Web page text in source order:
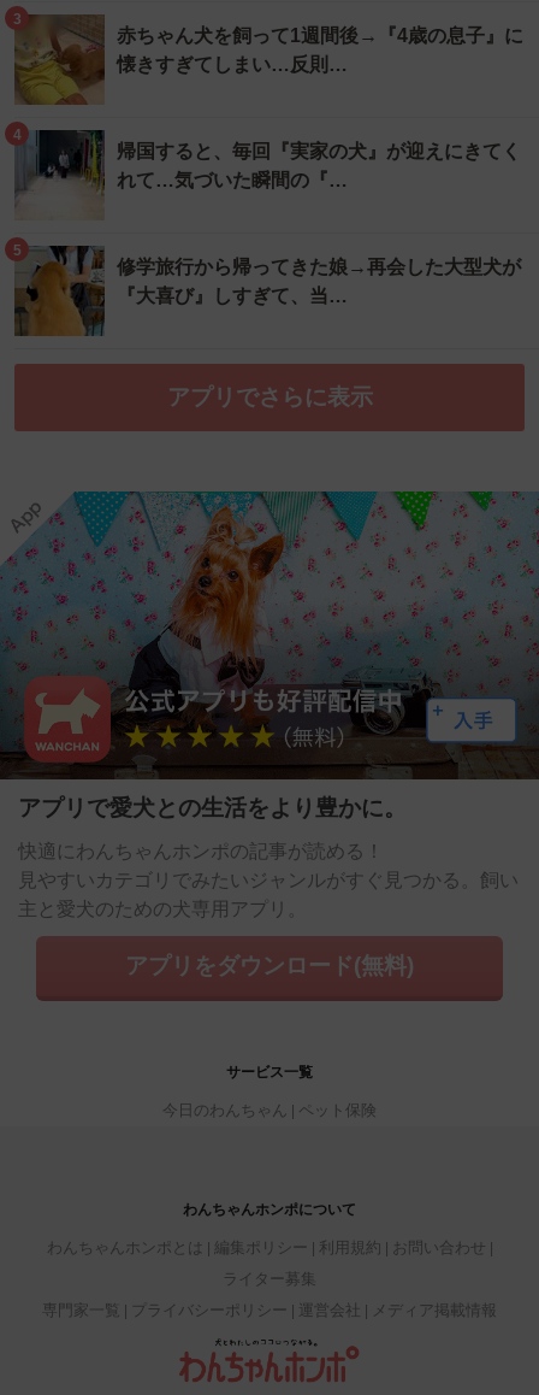
3
赤ちゃん犬を飼って1週間後→『4歳の息子』に
懐きすぎてしまい…反則…
4
帰国すると、毎回『実家の犬』が迎えにきてく
れて…気づいた瞬間の『…
5
修学旅行から帰ってきた娘→再会した大型犬が
『大喜び』しすぎて、当…
アプリでさらに表示
アプリで愛犬との生活をより豊かに。
快適にわんちゃんホンポの記事が読める！
見やすいカテゴリでみたいジャンルがすぐ見つかる。飼い
主と愛犬のための犬専用アプリ。
アプリをダウンロード(無料)
サービス一覧
今日のわんちゃん ペット保険
わんちゃんホンポについて
わんちゃんホンポとは 編集ポリシー 利用規約
お問い合わせ
ライター募集
専門家一覧
プライバシーポリシー 運営会社 メディア掲載情報